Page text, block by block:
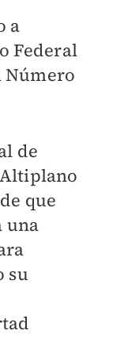
a
Federal
Número
de
que
una
su